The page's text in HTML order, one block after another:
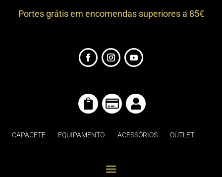
Portes grátis em encomendas superiores a 85€
  
CAPACETE EQUIPAMENTO ACESSÓRIOS OUTLET